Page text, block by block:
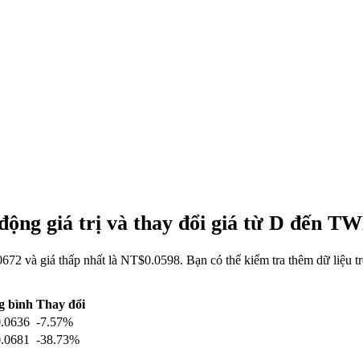
giá trị và thay đổi giá từ D đến
và giá thấp nhất là NT$0.0598. Bạn có thể kiểm tra thêm dữ liệu
bình Thay đổi
-7.57%
-38.73%